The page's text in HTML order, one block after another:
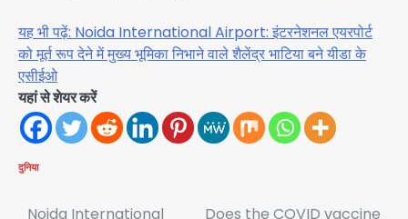
यह भी पढ़ें: Noida International Airport: इंटरनेशनल एयरपोर्ट
को मूर्त रूप देने में मुख्य भूमिका निभाने वाले शैलेंद्र भाटिया बने यीडा के
एसीईओ
यहां से शेयर करें
दुनिया
Noida International Does the COVID vaccine